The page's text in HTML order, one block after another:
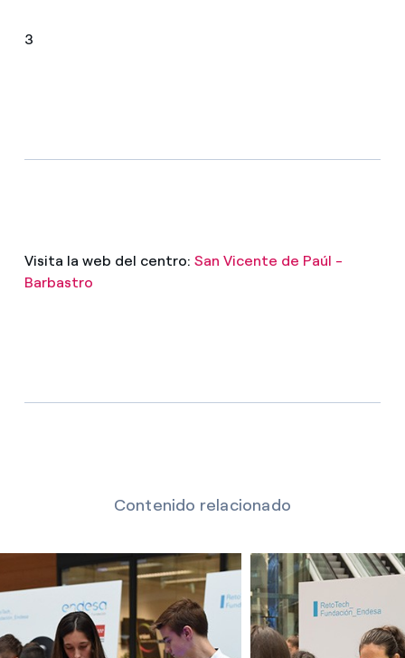
3
Visita la web del centro: San Vicente de Paúl -
Barbastro
Contenido relacionado